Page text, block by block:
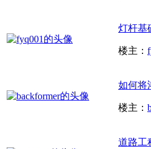
灯杆基
楼主：
如何将
楼主：
道路工